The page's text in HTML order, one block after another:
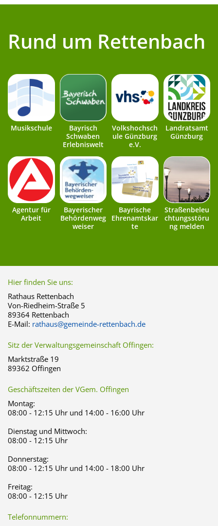
Rund um Rettenbach
Musikschule
Bayrisch
Schwaben
Erlebniswelt
Volkshochsch
ule Günzburg
e.V.
Landratsamt
Günzburg
Agentur für
Arbeit
Bayerischer
Behördenweg
weiser
Bayrische
Ehrenamtskar
te
Straßenbeleu
chtungsstöru
ng melden
Hier finden Sie uns:
Rathaus Rettenbach
Von-Riedheim-Straße 5
89364 Rettenbach
E-Mail: rathaus@gemeinde-rettenbach.de
Sitz der Verwaltungsgemeinschaft Offingen:
Marktstraße 19
89362 Offingen
Geschäftszeiten der VGem. Offingen
Montag:
08:00 - 12:15 Uhr und 14:00 - 16:00 Uhr
Dienstag und Mittwoch:
08:00 - 12:15 Uhr
Donnerstag:
08:00 - 12:15 Uhr und 14:00 - 18:00 Uhr
Freitag:
08:00 - 12:15 Uhr
Telefonnummern: